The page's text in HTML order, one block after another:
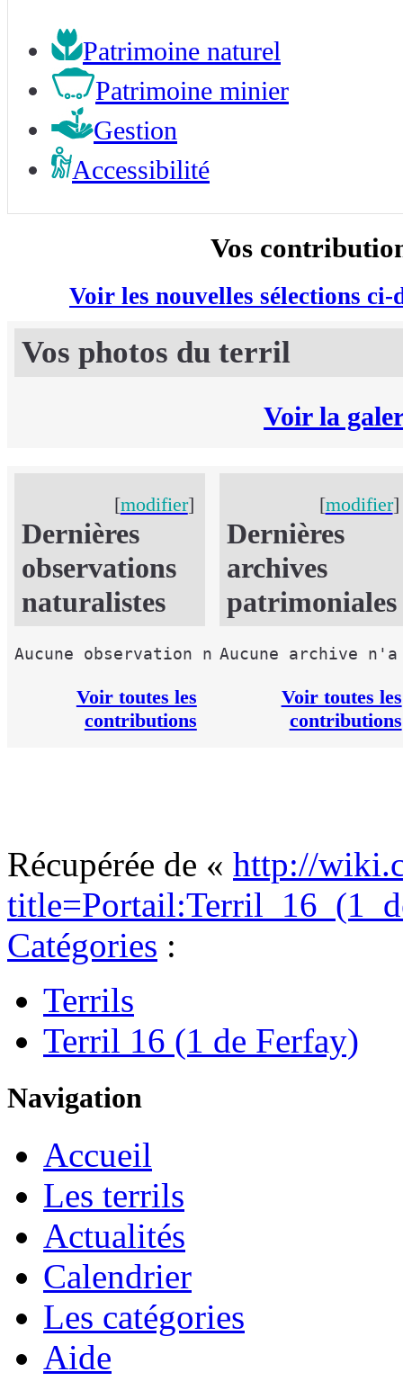
Patrimoine naturel
Patrimoine minier
Gestion
Accessibilité
Vos
Voir les nouvelles sélections ci-
Vos photos du terril
Voir la
[modifier]
Dernières
observations
naturalistes
Voir toutes les
contributions
[modifier
Dernières
archives
patrimoniales
Voir toutes les
contributions
Récupérée de « http://
Catégories :
Terrils
Terril 16 (1 de Ferfay)
Navigation
Accueil
Les terrils
Actualités
Calendrier
Les catégories
Aide